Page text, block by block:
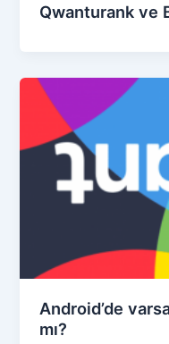
Qwanturank ve
Android’de
mı?